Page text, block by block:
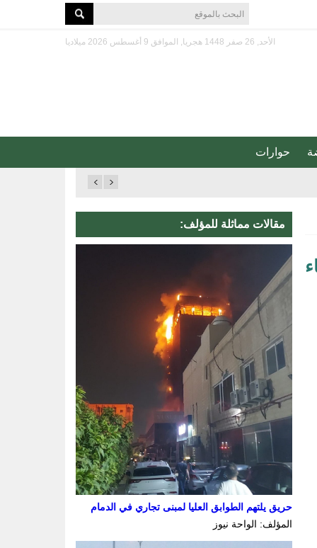
الأحد, 26 صفر 1448 هجريا, الموافق 9 أغسطس 2026 ميلاديا
حوارات
مقالات مماثلة للمؤلف:
حريق يلتهم الطوابق العليا لمبنى تجاري في الدمام
المؤلف: الواحة نيوز